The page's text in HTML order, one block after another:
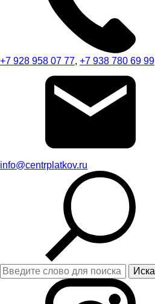
+7 928 958 07 77, +7 938 780 69 99
info@centrplatkov.ru